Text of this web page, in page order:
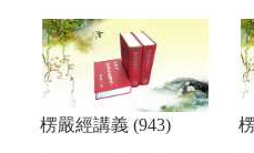
楞嚴經講義 (943)